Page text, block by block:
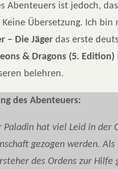
Abenteuers ist jedoch,
Übersetzung. Ich
– Die Jäger das erste
& Dragons (5. Edition)
belehren.
des Abenteuers:
Paladin hat viel Leid in der
gezogen werden.
des Ordens zur Hilfe